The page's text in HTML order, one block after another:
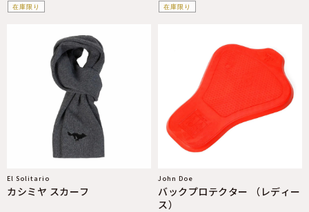
在庫限り
在庫限り
El Solitario
カシミヤ スカーフ
John Doe
バックプロテクター （レディー
ス）